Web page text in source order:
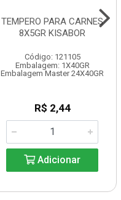
TEMPERO PARA CARNES
8X5GR KISABOR
Código: 121105
Embalagem: 1X40GR
Embalagem Master 24X40GR
R$ 2,44
Adicionar